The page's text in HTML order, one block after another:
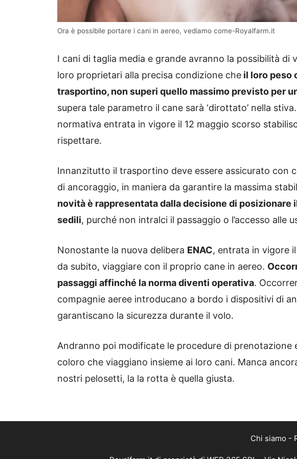
Ora è possibile portare i cani in aereo, vediamo come-Royalfarm.it
I cani di taglia media e grande avranno la possibilità di
loro proprietari alla precisa condizione che il loro peso
trasportino, non superi quello massimo previsto per
supera tale parametro il cane sarà ‘dirottato’ nella
normativa entrata in vigore il 12 maggio scorso
rispettare.
Innanzitutto il trasportino deve essere assicurato con
di ancoraggio, in maniera da garantire la massima
novità è rappresentata dalla decisione di posizionare
sedili, purché non intralci il passaggio o l’accesso alle
Nonostante la nuova delibera ENAC, entrata in vigore il
da subito, viaggiare con il proprio cane in aereo.
passaggi affinché la norma diventi operativa.
compagnie aeree introducano a bordo i dispositivi di
garantiscano la sicurezza durante il volo.
Andranno poi modificate le procedure di prenotazione
coloro che viaggiano insieme ai loro cani. Manca
nostri pelosetti, la la rotta è quella giusta.
Chi siamo -